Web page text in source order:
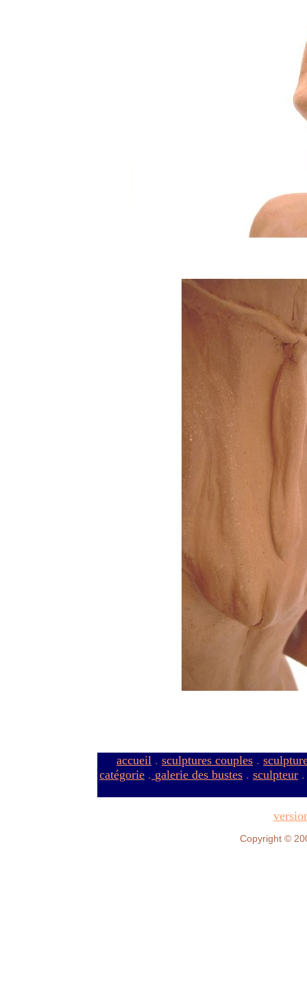
accueil . sculptures couples .
catégorie . galerie des bustes . sculpteur
Copyright ©